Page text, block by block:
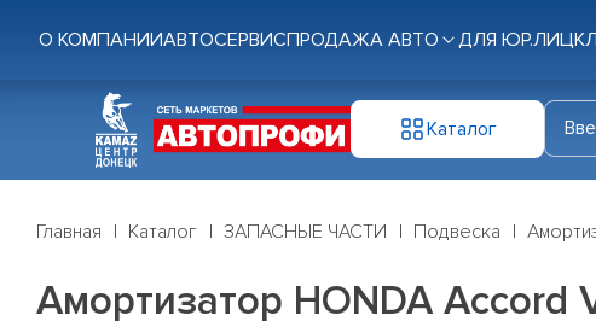
О КОМПАНИИАВТОСЕРВИСПРОДАЖА АВТО ДЛЯ ЮР.ЛИЦ
Каталог
Главная Каталог ЗАПАСНЫЕ ЧАСТИ Подвеска
Амортизатор HONDA Accord